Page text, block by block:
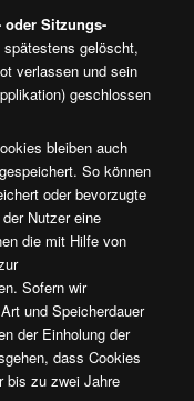
oder Sitzungs-
gelöscht,
verlassen und sein
geschlossen
bleiben auch
So können
oder bevorzugte
Nutzer eine
die mit Hilfe von
Sofern wir
und Speicherdauer
der Einholung der
dass Cookies
bis zu zwei Jahre